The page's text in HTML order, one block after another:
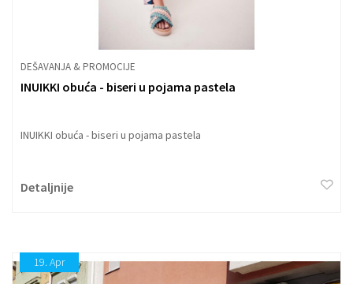
DEŠAVANJA & PROMOCIJE
INUIKKI obuća - biseri u pojama pastela
INUIKKI obuća - biseri u pojama pastela
Detaljnije
19. Apr